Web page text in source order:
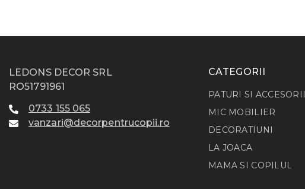
LEDONS DECOR SRL
RO51791961
0733 155 065
vanzari@decorpentrucopii.ro
CATEGORII
PATURI SI ACCESORII
MIC MOBILIER
DECORATIUNI
LA JOACA
MAMA SI COPILUL